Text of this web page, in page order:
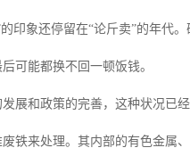
印象还停留在“论斤卖”的年代
可能都换不回一顿饭钱。
展和政策的完善，这种状况已
铁来处理。其内部的有色金属